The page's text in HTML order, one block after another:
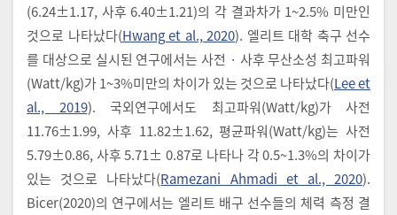
(6.24±1.17, 사후 6.40±1.21)의 각 결과차가 1~2.5% 미만인
것으로 나타났다(Hwang et al., 2020). 엘리트 대학 축구 선수
를 대상으로 실시된 연구에서는 사전 · 사후 무산소성 최고파워
(Watt/kg)가 1~3%미만의 차이가 있는 것으로 나타났다(Lee et
al., 2019). 국외연구에서도 최고파워(Watt/kg)가 사전
11.76±1.99, 사후 11.82±1.62, 평균파워(Watt/kg)는 사전
5.79±0.86, 사후 5.71± 0.87로 나타나 각 0.5~1.3%의 차이가
있는 것으로 나타났다(Ramezani Ahmadi et al., 2020).
Bicer(2020)의 연구에서는 엘리트 배구 선수들의 체력 측정 결